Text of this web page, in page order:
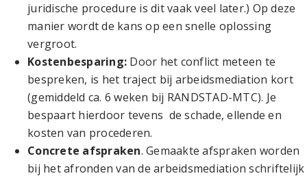
juridische procedure is dit vaak veel later.) Op deze
manier wordt de kans op een snelle oplossing
vergroot.
Kostenbesparing: Door het conflict meteen te
bespreken, is het traject bij arbeidsmediation kort
(gemiddeld ca. 6 weken bij RANDSTAD-MTC). Je
bespaart hierdoor tevens de schade, ellende en
kosten van procederen.
Concrete afspraken. Gemaakte afspraken worden
bij het afronden van de arbeidsmediation schriftelijk